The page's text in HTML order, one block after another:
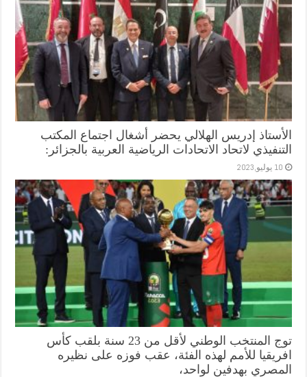
الأستاذ إدريس الهلالي يحضر أشغال اجتماع المكتب
التنفيذي لاتحاد الاتحادات الرياضية العربية بالجزائر:
10 يوليو,2023
توج المنتخب الوطني لأقل من 23 سنة بلقب كأس
افريقيا للأمم لهذه الفئة، عقب فوزه على نظيره
المصري بهدفين لواحد،